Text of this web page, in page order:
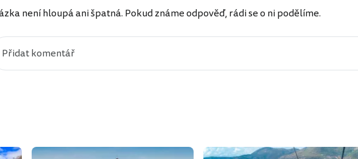
není hloupá ani špatná. Pokud známe odpověď, rádi se o ni podělíme.